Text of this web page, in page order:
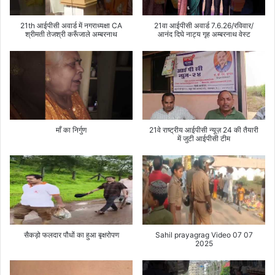
21th आईपीसी अवार्ड में नगराध्यक्षा CA
श्रीमती तेजश्री करूँजाले अम्बरनाथ
21वा आईपीसी अवार्ड 7.6.26/रविवार/
आनंद दिघे नाट्य गृह अम्बरनाथ वेस्ट
माँ का निर्गुण
21वे राष्ट्रीय आईपीसी न्यूज़ 24 की तैयारी
में जुटी आईपीसी टीम
सैकड़ो फलदार पौधों का हुआ बृक्षरोपण
Sahil prayagrag Video 07 07
2025